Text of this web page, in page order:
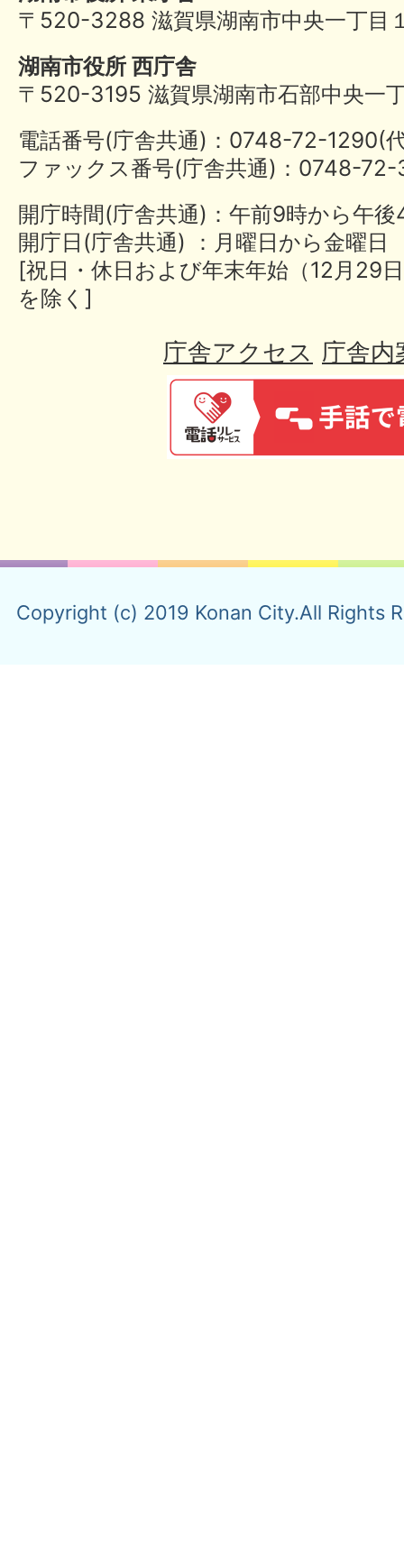
〒520-3288 滋賀県湖南市中央一丁目
湖南市役所 西庁舎
〒520-3195 滋賀県湖南市石部中央一
電話番号(庁舎共通)：0748-72-
ファックス番号(庁舎共通)：0748-
開庁時間(庁舎共通)：午前9時から午
開庁日(庁舎共通) ：月曜日から金曜日
[祝日・休日および年末年始（12月29
を除く]
庁舎アクセス 庁舎内
Copyright (c) 2019 Konan City.All Rights